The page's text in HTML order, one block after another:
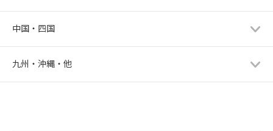
中国・四国
九州・沖縄・他